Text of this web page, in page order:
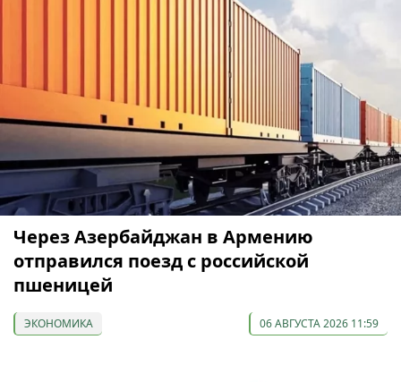
Через Азербайджан в Армению
отправился поезд с российской
пшеницей
ЭКОНОМИКА 06 АВГУСТА 2026 11:59